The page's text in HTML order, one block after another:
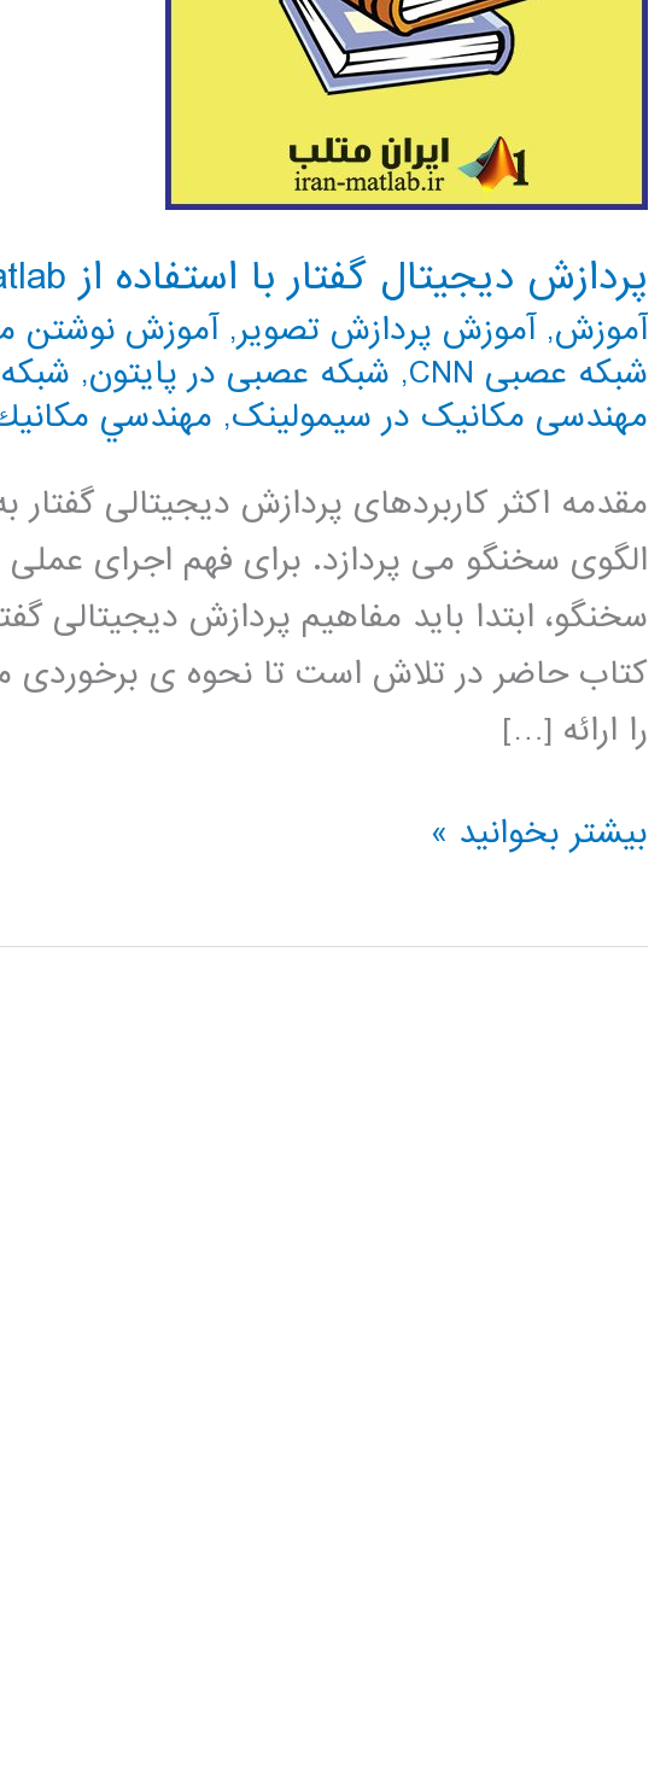
پردازش دیجیتال گفتار با استفاده از Matlab
آموزش,آموزش پردازش تصویر,آموزش نوشتن
شبکه عصبی CNN
, شبکه عصبی در پایتون,
مهندسی مکانیک در سیمولینک, مهندسي
مقدمه اکثر کاربردهای پردازش دیجیتالی
الگوی سخنگو می پردازد. برای فهم اجرای
سخنگو، ابتدا باید مفاهیم پردازش دیجیتالی
کتاب حاضر در تلاش است تا نحوه ی برخوردی
را ارائه […]
پردازش
گفتار
بیشتر بخوانید »